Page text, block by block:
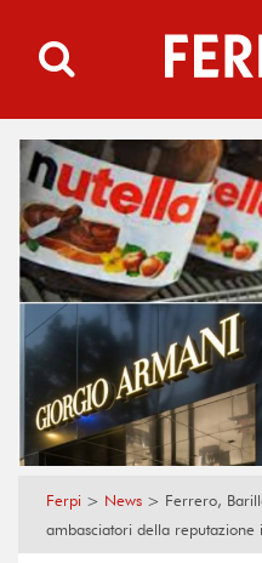
Ferpi > News > Ferrero,
ambasciatori della reputazione